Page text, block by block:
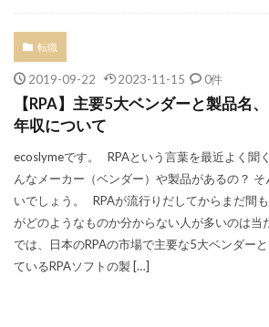
転職
2019-09-22 2023-11-15 0件
【RPA】主要5大ベンダーと製品名
年収について
ecoslymeです。 RPAという言葉を最近よく聞
んなメーカー（ベンダー）や製品があるの？
いでしょう。 RPAが流行りだしてからまだ間
がどのようなものか分からない人が多いのは
では、日本のRPAの市場で主要な5大ベンダー
ているRPAソフトの製 […]